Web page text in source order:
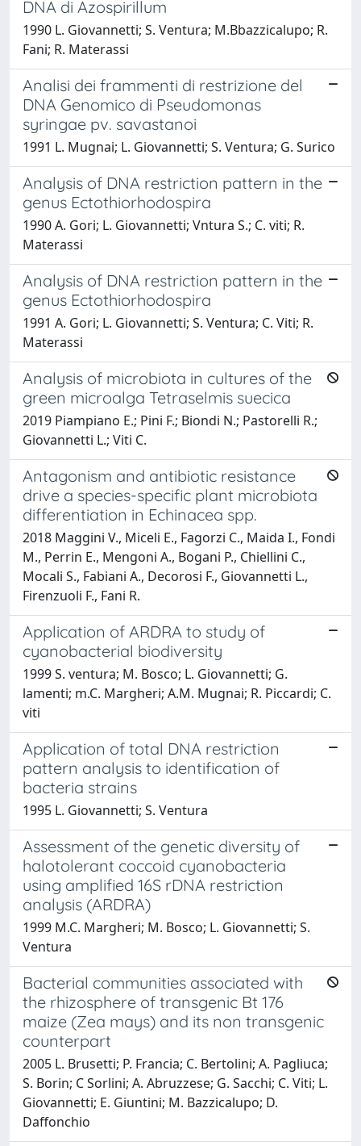
DNA di Azospirillum
1990 L. Giovannetti; S. Ventura; M.Bbazzicalupo; R.
Fani; R. Materassi
Analisi dei frammenti di restrizione del
DNA Genomico di Pseudomonas
syringae pv. savastanoi
1991 L. Mugnai; L. Giovannetti; S. Ventura; G. Surico
Analysis of DNA restriction pattern in the
genus Ectothiorhodospira
1990 A. Gori; L. Giovannetti; Vntura S.; C. viti; R.
Materassi
Analysis of DNA restriction pattern in the
genus Ectothiorhodospira
1991 A. Gori; L. Giovannetti; S. Ventura; C. Viti; R.
Materassi
Analysis of microbiota in cultures of the
green microalga Tetraselmis suecica
2019 Piampiano E.; Pini F.; Biondi N.; Pastorelli R.;
Giovannetti L.; Viti C.
Antagonism and antibiotic resistance
drive a species-specific plant microbiota
differentiation in Echinacea spp.
2018 Maggini V., Miceli E., Fagorzi C., Maida I., Fondi
M., Perrin E., Mengoni A., Bogani P., Chiellini C.,
Mocali S., Fabiani A., Decorosi F., Giovannetti L.,
Firenzuoli F., Fani R.
Application of ARDRA to study of
cyanobacterial biodiversity
1999 S. ventura; M. Bosco; L. Giovannetti; G.
lamenti; m.C. Margheri; A.M. Mugnai; R. Piccardi; C.
viti
Application of total DNA restriction
pattern analysis to identification of
bacteria strains
1995 L. Giovannetti; S. Ventura
Assessment of the genetic diversity of
halotolerant coccoid cyanobacteria
using amplified 16S rDNA restriction
analysis (ARDRA)
1999 M.C. Margheri; M. Bosco; L. Giovannetti; S.
Ventura
Bacterial communities associated with
the rhizosphere of transgenic Bt 176
maize (Zea mays) and its non transgenic
counterpart
2005 L. Brusetti; P. Francia; C. Bertolini; A. Pagliuca;
S. Borin; C Sorlini; A. Abruzzese; G. Sacchi; C. Viti; L.
Giovannetti; E. Giuntini; M. Bazzicalupo; D.
Daffonchio